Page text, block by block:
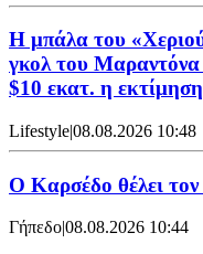
Η μπάλα του
γκολ του
$10 εκατ. η εκτίμηση
Lifestyle|08.08.2026 10:48
Ο Καρσέδο θέλει
Γήπεδο|08.08.2026 10:44